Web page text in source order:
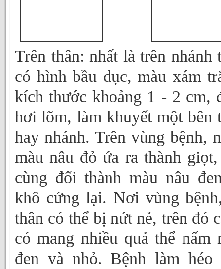
Trên thân: nhất là trên nhánh
có hình bầu dục, màu xám
kích thước khoảng 1 - 2 cm,
hơi lõm, làm khuyết một bên
hay nhánh. Trên vùng bệnh,
màu nâu đỏ ứa ra thành giọt,
cùng đổi thành màu nâu
khô cứng lại. Nơi vùng
thân có thể bị nứt nẻ, trên đó
có mang nhiều quả thể nấm
đen và nhỏ. Bệnh làm héo